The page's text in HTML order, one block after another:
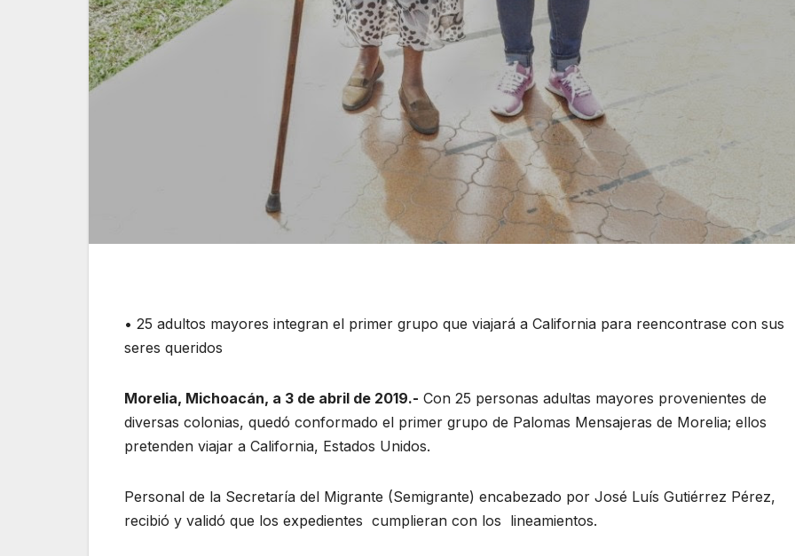
• 25 adultos mayores integran el primer grupo que viajará a California para reencontrase con sus
seres queridos
Morelia, Michoacán, a 3 de abril de 2019.- Con 25 personas adultas mayores provenientes de
diversas colonias, quedó conformado el primer grupo de Palomas Mensajeras de Morelia; ellos
pretenden viajar a California, Estados Unidos.
Personal de la Secretaría del Migrante (Semigrante) encabezado por José Luís Gutiérrez Pérez,
recibió y validó que los expedientes cumplieran con los lineamientos.